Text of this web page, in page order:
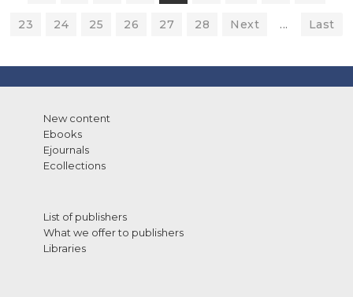
23 24 25 26 27 28 Next ... Last
New content
Ebooks
Ejournals
Ecollections
List of publishers
What we offer to publishers
Libraries